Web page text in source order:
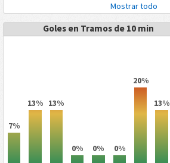
Mostrar todo
Goles en Tramos de 10 min
7%
13% 13%
0% 0% 0%
20%
13%